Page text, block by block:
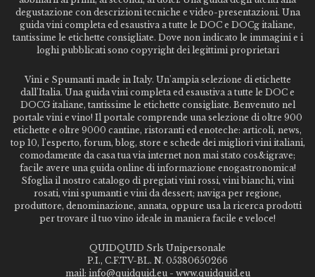
degustazione con descrizioni tecniche e video-presentazioni. Una
guida vini completa ed esaustiva a tutte le DOC e DOCg italiane,
tantissime le etichette consigliate. Dove non indicato le immagini e i
loghi pubblicati sono copyright dei legittimi proprietari
Vini e Spumanti made in Italy. Un'ampia selezione di etichette
dall'Italia. Una guida vini completa ed esaustiva a tutte le DOC e
DOCG italiane, tantissime le etichette consigliate. Benvenuto nel
portale vini e vino! Il portale comprende una selezione di oltre 900
etichette e oltre 9000 cantine, ristoranti ed enoteche: articoli, news,
top 10, l'esperto, forum, blog, store e schede dei migliori vini italiani,
comodamente da casa tua via internet non mai stato cos&igrave;
facile avere una guida online di informazione enogastronomica!
Sfoglia il nostro catalogo di pregiati vini rossi, vini bianchi, vini
rosati, vini spumanti e vini da dessert; naviga per regione,
produttore, denominazione, annata, oppure usa la ricerca prodotti
per trovare il tuo vino ideale in maniera facile e veloce!
QUIDQUID Srls Unipersonale
P.I., C.F.TV-BL. N. 05380650266
mail: info@quidquid.eu - www.quidquid.eu